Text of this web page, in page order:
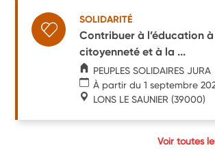
SOLIDARITÉ
Contribuer à l’éducation
citoyenneté et à la ...
PEUPLES SOLIDAIRES JURA
À partir du 1 septembre
LONS LE SAUNIER (39000)
Voir toutes